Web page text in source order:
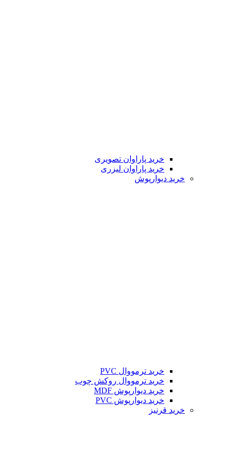
خرید پاراوان تصویری
خرید پاراوان لیزری
خرید دیوارپوش
خرید ترمووال PVC
خرید ترمووال روکش چوب
خرید دیوارپوش MDF
خرید دیوارپوش PVC
خرید قرنیز